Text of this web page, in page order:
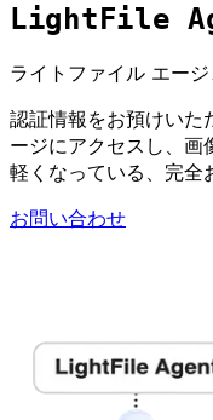
LightFile
ライトファイル エージ
認証情報をお預けいた
ージにアクセスし、 画
軽くなっている、 完全
お問い合わせ